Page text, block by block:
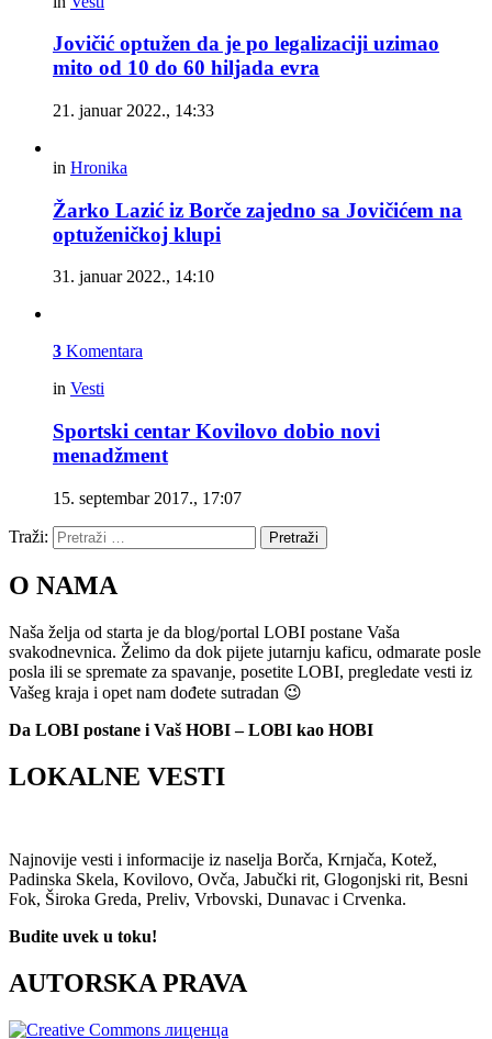
Jovičić optužen da je po legalizaciji uzimao
mito od 10 do 60 hiljada evra
21. januar 2022., 14:33
in Hronika
Žarko Lazić iz Borče zajedno sa Jovičićem na
optuženičkoj klupi
31. januar 2022., 14:10
3 Komentara
in Vesti
Sportski centar Kovilovo dobio novi
menadžment
15. septembar 2017., 17:07
Traži: Pretraži
O NAMA
Naša želja od starta je da blog/portal LOBI postane Vaša
svakodnevnica. Želimo da dok pijete jutarnju kaficu, odmarate posle
posla ili se spremate za spavanje, posetite LOBI, pregledate vesti iz
Vašeg kraja i opet nam dođete sutradan 😉
Da LOBI postane i Vaš HOBI – LOBI kao HOBI
LOKALNE VESTI
Najnovije vesti i informacije iz naselja Borča, Krnjača, Kotež,
Padinska Skela, Kovilovo, Ovča, Jabučki rit, Glogonjski rit, Besni
Fok, Široka Greda, Preliv, Vrbovski, Dunavac i Crvenka.
Budite uvek u toku!
AUTORSKA PRAVA